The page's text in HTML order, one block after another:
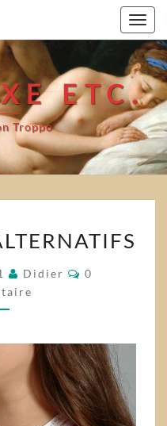
ETC.
Troppo
Didier
0